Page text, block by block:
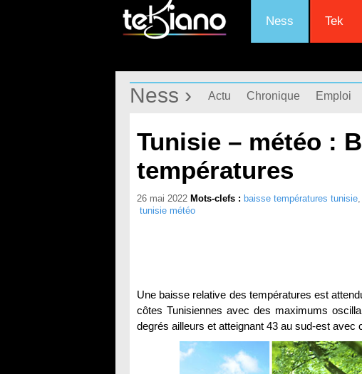
Ness Tek
Ness › Actu Chronique Emploi
Tunisie – météo :
températures
26 mai 2022 Mots-clefs : baisse températures tunisie,
tunisie météo
Une baisse relative des températures est
côtes Tunisiennes avec des maximums
degrés ailleurs et atteignant 43 au sud-est avec